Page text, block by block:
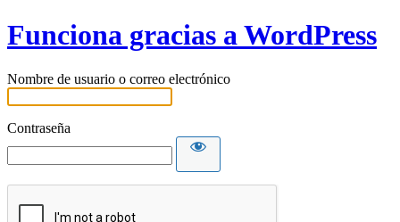
Funciona gracias a WordPress
Nombre de usuario o correo electrónico
Contraseña